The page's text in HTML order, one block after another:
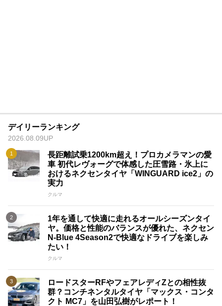
デイリーランキング
2026.08.09UP
長距離試乗1200km超え！プロカメラマンの愛
車 初代レヴォーグで体感した圧雪路・氷上に
おけるネクセンタイヤ「WINGUARD ice2」の
実力
クルマ
1年を通して快適に走れるオールシーズンタイ
ヤ。価格と性能のバランスが優れた、ネクセン
N-Blue 4Season2で快適なドライブを楽しみ
たい！
クルマ
ロードスターRFやフェアレディZとの相性抜
群？コンチネンタルタイヤ「マックス・コンタ
クト MC7」を山田弘樹がレポート！